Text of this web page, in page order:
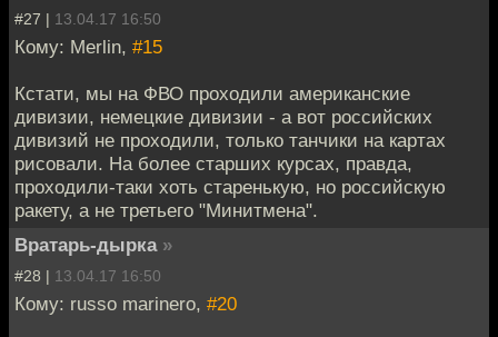
#27 | 13.04.17 16:50
Кому: Merlin, #15
Кстати, мы на ФВО проходили американские
дивизии, немецкие дивизии - а вот российских
дивизий не проходили, только танчики на картах
рисовали. На более старших курсах, правда,
проходили-таки хоть старенькую, но российскую
ракету, а не третьего "Минитмена".
Вратарь-дырка »
#28 | 13.04.17 16:50
Кому: russo marinero, #20